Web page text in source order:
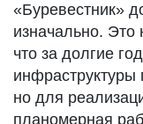
«Буревестник»
изначально. Это
что за долгие
инфраструктуры
но для
планомерная